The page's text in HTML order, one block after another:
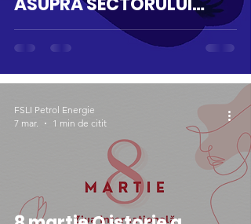
PETROL ȘI ENERGIE DIN
ROMÂNIA
FSLI Petrol Energie
7 mar.
1 min de citit